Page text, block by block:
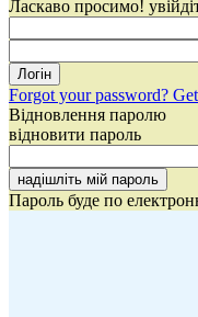
Ласкаво просимо!
Forgot your password?
Відновлення паролю
відновити пароль
Пароль буде по